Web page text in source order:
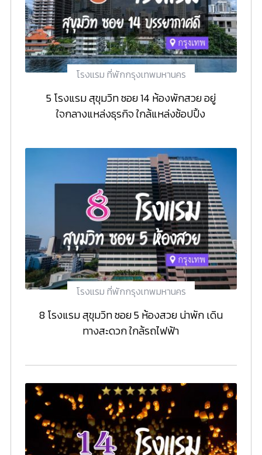
โรงแรม ที่พักกรุงเทพมหานคร
5 โรงแรม สุขุมวิท ซอย 14 ห้องพักสวย อยู่
ใจกลางแหล่งธุรกิจ ใกล้แหล่งช้อปปิ้ง
โรงแรม ที่พักกรุงเทพมหานคร
8 โรงแรม สุขุมวิท ซอย 5 ห้องสวย น่าพัก เดิน
ทางสะดวก ใกล้รถไฟฟ้า